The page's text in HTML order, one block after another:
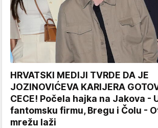
HRVATSKI MEDIJI TVRDE DA JE
JOZINOVIĆEVA KARIJERA
CECE! Počela hajka na Jakova -
fantomsku firmu, Bregu i Čolu -
mrežu laži